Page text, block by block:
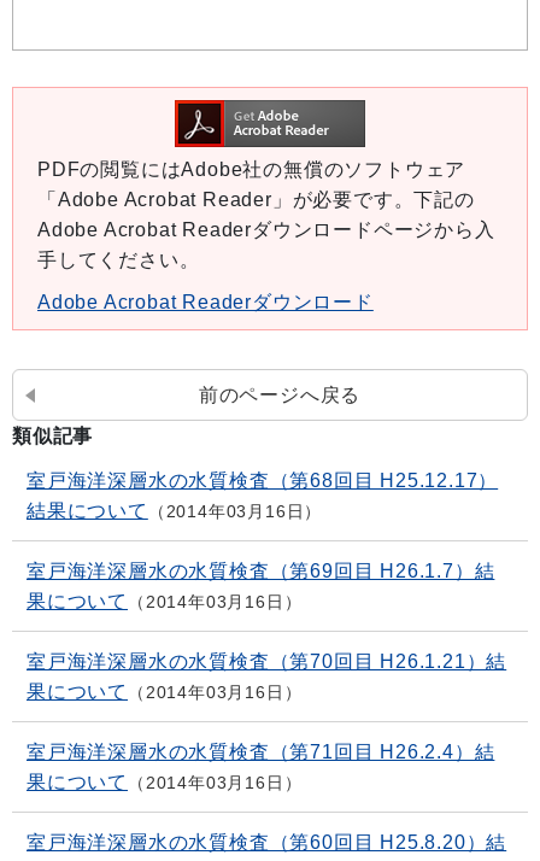
PDFの閲覧にはAdobe社の無償のソフトウェア
「Adobe Acrobat Reader」が必要です。下記の
Adobe Acrobat Readerダウンロードページから入
手してください。
Adobe Acrobat Readerダウンロード
前のページへ戻る
類似記事
室戸海洋深層水の水質検査（第68回目 H25.12.17）
結果について
2014年03月16日
室戸海洋深層水の水質検査（第69回目 H26.1.7）結
果について
2014年03月16日
室戸海洋深層水の水質検査（第70回目 H26.1.21）結
果について
2014年03月16日
室戸海洋深層水の水質検査（第71回目 H26.2.4）結
果について
2014年03月16日
室戸海洋深層水の水質検査（第60回目 H25.8.20）結